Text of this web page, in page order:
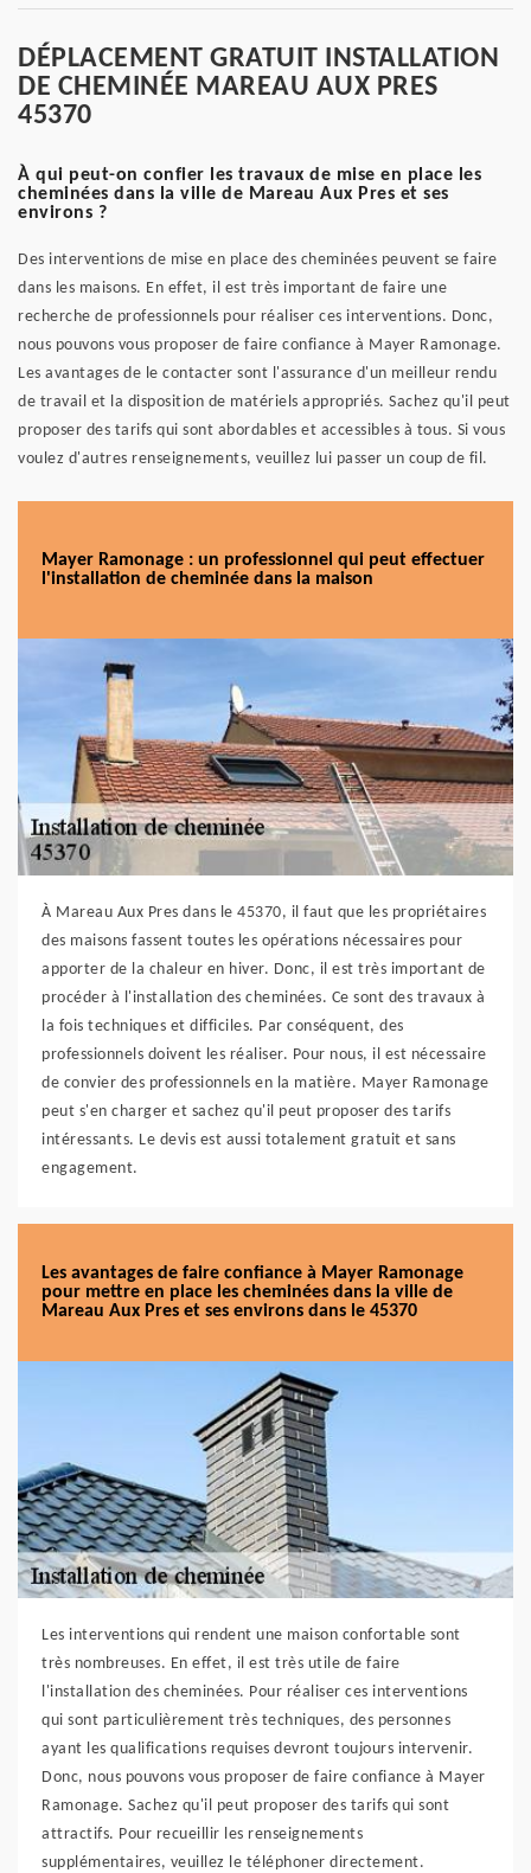
DÉPLACEMENT GRATUIT INSTALLATION
DE CHEMINÉE MAREAU AUX PRES
45370
À qui peut-on confier les travaux de mise en place les
cheminées dans la ville de Mareau Aux Pres et ses
environs ?
Des interventions de mise en place des cheminées peuvent se faire
dans les maisons. En effet, il est très important de faire une
recherche de professionnels pour réaliser ces interventions. Donc,
nous pouvons vous proposer de faire confiance à Mayer Ramonage.
Les avantages de le contacter sont l'assurance d'un meilleur rendu
de travail et la disposition de matériels appropriés. Sachez qu'il peut
proposer des tarifs qui sont abordables et accessibles à tous. Si vous
voulez d'autres renseignements, veuillez lui passer un coup de fil.
Mayer Ramonage : un professionnel qui peut effectuer
l'installation de cheminée dans la maison
À Mareau Aux Pres dans le 45370, il faut que les propriétaires
des maisons fassent toutes les opérations nécessaires pour
apporter de la chaleur en hiver. Donc, il est très important de
procéder à l'installation des cheminées. Ce sont des travaux à
la fois techniques et difficiles. Par conséquent, des
professionnels doivent les réaliser. Pour nous, il est nécessaire
de convier des professionnels en la matière. Mayer Ramonage
peut s'en charger et sachez qu'il peut proposer des tarifs
intéressants. Le devis est aussi totalement gratuit et sans
engagement.
Les avantages de faire confiance à Mayer Ramonage
pour mettre en place les cheminées dans la ville de
Mareau Aux Pres et ses environs dans le 45370
Les interventions qui rendent une maison confortable sont
très nombreuses. En effet, il est très utile de faire
l'installation des cheminées. Pour réaliser ces interventions
qui sont particulièrement très techniques, des personnes
ayant les qualifications requises devront toujours intervenir.
Donc, nous pouvons vous proposer de faire confiance à Mayer
Ramonage. Sachez qu'il peut proposer des tarifs qui sont
attractifs. Pour recueillir les renseignements
supplémentaires, veuillez le téléphoner directement.